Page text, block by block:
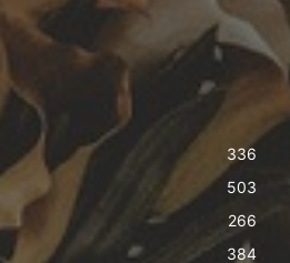
336
503
266
384